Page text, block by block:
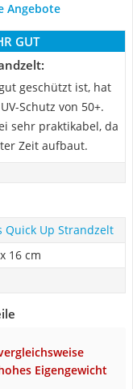
Angebote
GUT
geschützt ist, hat
Schutz von 50+.
sehr praktikabel, da
Zeit aufbaut.
Quick Up Strandzelt
16 cm
Eigengewicht